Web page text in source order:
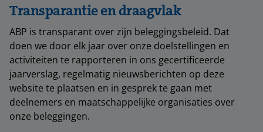
Transparantie en draagvlak
ABP is transparant over zijn beleggingsbeleid. Dat
doen we door elk jaar over onze doelstellingen en
activiteiten te rapporteren in ons gecertificeerde
jaarverslag, regelmatig nieuwsberichten op deze
website te plaatsen en in gesprek te gaan met
deelnemers en maatschappelijke organisaties over
onze beleggingen.